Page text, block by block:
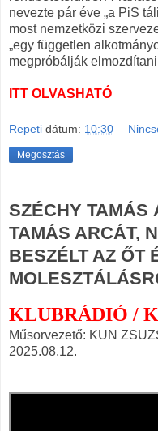
nevezte pár éve „a PiS
most nemzetközi
„egy független
megpróbálják
ITT OLVASHATÓ
Repeti dátum: 10:30
Megosztás
SZÉCHY TAMÁS
TAMÁS ARCÁT,
BESZÉLT AZ ŐT
KLUBRÁDIÓ /
Műsorvezető: KUN
2025.08.12.